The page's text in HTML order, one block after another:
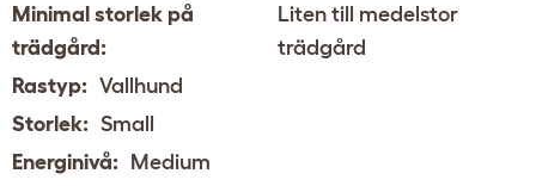
Minimal storlek på
trädgård:
Liten till medelstor
trädgård
Rastyp: Vallhund
Storlek: Small
Energinivå: Medium